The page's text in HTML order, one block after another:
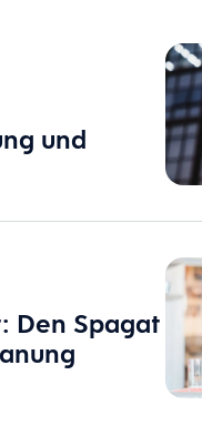
und
Den Spagat